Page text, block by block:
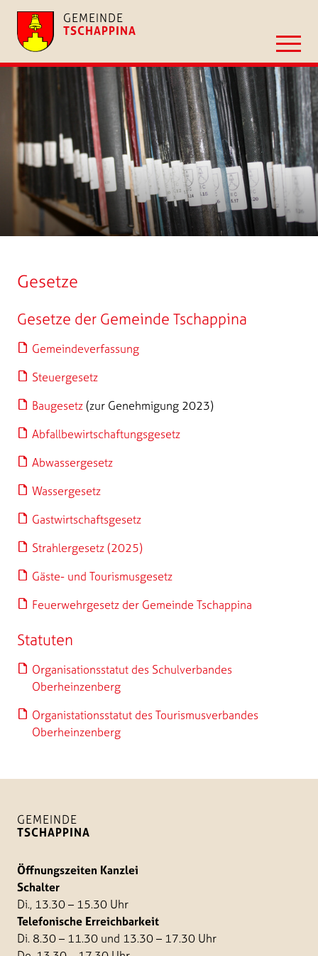
GEMEINDE
TSCHAPPINA
Gesetze
Gesetze der Gemeinde Tschappina
Gemeindeverfassung
Steuergesetz
Baugesetz(zur Genehmigung 2023)
Abfallbewirtschaftungsgesetz
Abwassergesetz
Wassergesetz
Gastwirtschaftsgesetz
Strahlergesetz (2025)
Gäste- und Tourismusgesetz
Feuerwehrgesetz der Gemeinde Tschappina
Statuten
Organisationsstatut des Schulverbandes
Oberheinzenberg
Organistationsstatut des Tourismusverbandes
Oberheinzenberg
GEMEINDE
TSCHAPPINA
Öffnungszeiten Kanzlei
Schalter
Di., 13.30 – 15.30 Uhr
Telefonische Erreichbarkeit
Di. 8.30 – 11.30 und 13.30 – 17.30 Uhr